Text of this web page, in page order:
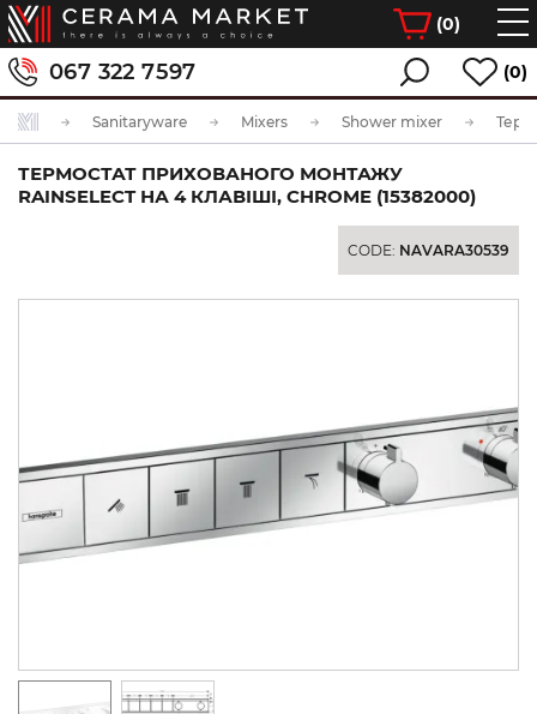
(0)
067 322 7597 (0)
Sanitaryware Mixers Shower mixer
ТЕРМОСТАТ ПРИХОВАНОГО МОНТАЖУ
RAINSELECT НА 4 КЛАВІШІ, CHROME (15382000)
CODE: NAVARA30539